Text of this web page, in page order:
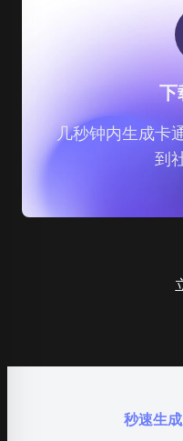
下
几秒钟内生成卡
到
秒速生